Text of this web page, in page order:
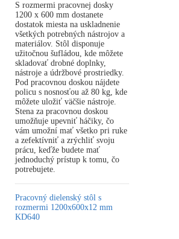
S rozmermi pracovnej dosky
1200 x 600 mm dostanete
dostatok miesta na uskladnenie
všetkých potrebných nástrojov a
materiálov. Stôl disponuje
užitočnou šufládou, kde môžete
skladovať drobné doplnky,
nástroje a údržbové prostriedky.
Pod pracovnou doskou nájdete
policu s nosnosťou až 80 kg, kde
môžete uložiť väčšie nástroje.
Stena za pracovnou doskou
umožňuje upevniť háčiky, čo
vám umožní mať všetko pri ruke
a zefektívniť a zrýchliť svoju
prácu, keďže budete mať
jednoduchý prístup k tomu, čo
potrebujete.
Pracovný dielenský stôl s
rozmermi 1200x600x12 mm
KD640